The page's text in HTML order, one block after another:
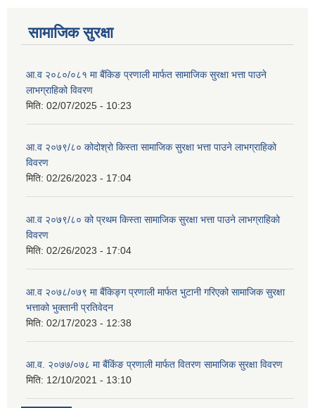
सामाजिक सुरक्षा
आ.व २०८०/०८१ मा बैंकिङ प्रणाली मार्फत सामाजिक सुरक्षा भत्ता पाउने
लाभग्राहिको विवरण
मिति: 02/07/2025 - 10:23
आ.व २०७९/८० कोदोश्रो किस्ता सामाजिक सुरक्षा भत्ता पाउने लाभग्राहिको
विवरण
मिति: 02/26/2023 - 17:04
आ.व २०७९/८० को प्रथम किस्ता सामाजिक सुरक्षा भत्ता पाउने लाभग्राहिको
विवरण
मिति: 02/26/2023 - 17:04
आ.व २०७८/०७९ मा बैंकिङ्ग प्रणाली मार्फत भुटानी गरिएको सामाजिक सुरक्षा
भत्ताको भुक्तानी प्रतिवेदन
मिति: 02/17/2023 - 12:38
आ.व. २०७७/०७८ मा बैंकिंङ प्रणाली मार्फत वितरण सामाजिक सुरक्षा विवरण
मिति: 12/10/2021 - 13:10